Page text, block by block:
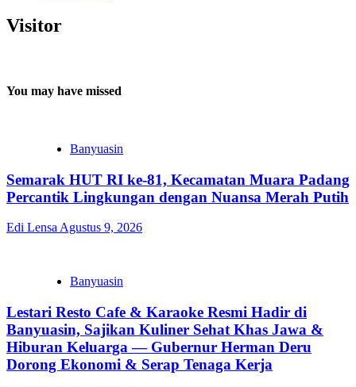
Visitor
You may have missed
Banyuasin
Semarak HUT RI ke-81, Kecamatan Muara Padang
Percantik Lingkungan dengan Nuansa Merah Putih
Edi Lensa Agustus 9, 2026
Banyuasin
Lestari Resto Cafe & Karaoke Resmi Hadir di
Banyuasin, Sajikan Kuliner Sehat Khas Jawa &
Hiburan Keluarga — Gubernur Herman Deru
Dorong Ekonomi & Serap Tenaga Kerja